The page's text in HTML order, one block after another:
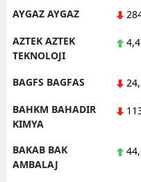
AYGAZ AYGAZ
AZTEK AZTEK
TEKNOLOJI
BAGFS BAGFAS
BAHKM BAHADIR
KIMYA
BAKAB BAK
AMBALAJ